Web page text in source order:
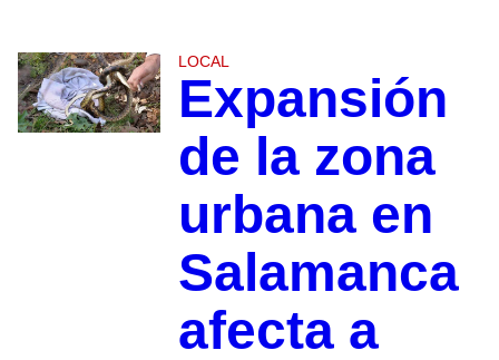
LOCAL
Expansión
de la zona
urbana en
Salamanca
afecta a